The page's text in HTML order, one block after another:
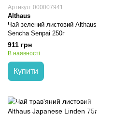
Артикул: 000007941
Althaus
Чай зелений листовий Althaus
Sencha Senpai 250г
911 грн
В наявності
Купити